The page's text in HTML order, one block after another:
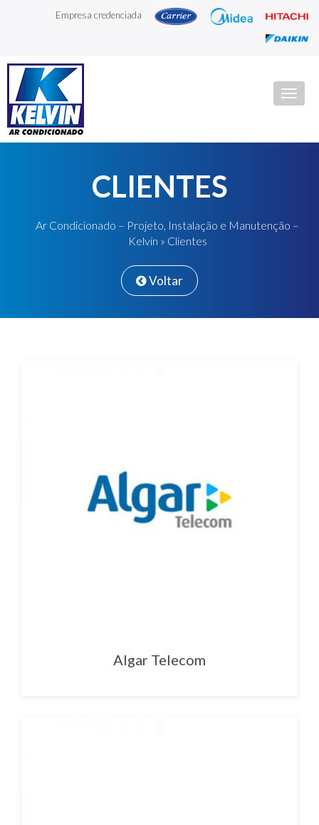
Empresa credenciada
CLIENTES
Ar Condicionado – Projeto, Instalação e Manutenção –
Kelvin » Clientes
Voltar
Algar Telecom